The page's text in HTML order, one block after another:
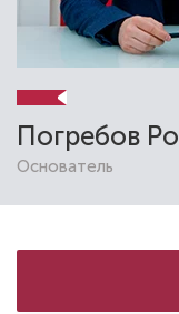
Погребов
Основатель